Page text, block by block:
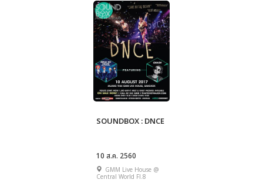
SOUNDBOX : DNCE
10 ส.ค. 2560
GMM Live House @
Central World Fl.8